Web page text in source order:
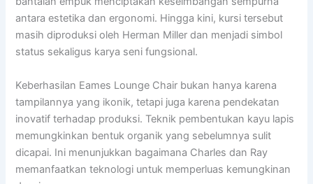
antara estetika dan ergonomi. Hingga kini, kursi tersebut
masih diproduksi oleh Herman Miller dan menjadi simbol
status sekaligus karya seni fungsional.
Keberhasilan Eames Lounge Chair bukan hanya karena
tampilannya yang ikonik, tetapi juga karena pendekatan
inovatif terhadap produksi. Teknik pembentukan kayu lapis
memungkinkan bentuk organik yang sebelumnya sulit
dicapai. Ini menunjukkan bagaimana Charles dan Ray
memanfaatkan teknologi untuk memperluas kemungkinan